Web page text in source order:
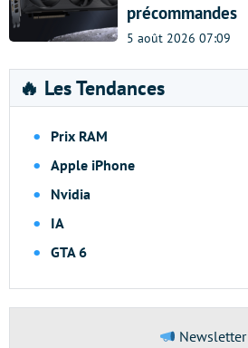
précommandes
5 août 2026 07:09
🔥 Les Tendances
Prix RAM
Apple iPhone
Nvidia
IA
GTA 6
Newsletter